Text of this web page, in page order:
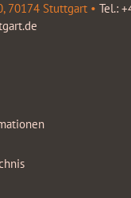
70174 Stuttgart • Tel.: